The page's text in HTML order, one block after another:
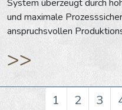
System überzeugt durch
und maximale
anspruchsvollen
>>
1 2 3